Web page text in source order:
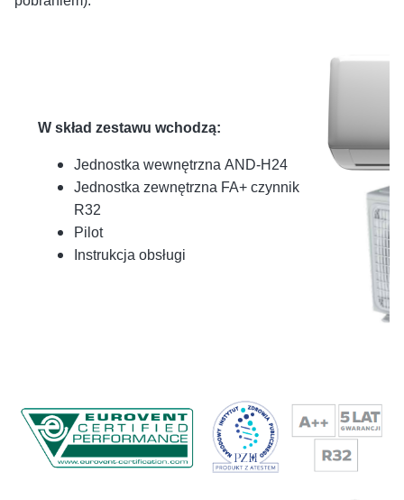
W skład zestawu wchodzą:
Jednostka wewnętrzna AND-H24
Jednostka zewnętrzna FA+ czynnik
R32
Pilot
Instrukcja obsługi